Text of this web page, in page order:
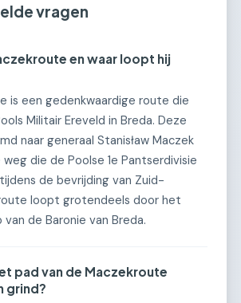
vragen
en waar loopt hij
is een gedenkwaardige route die
Militair Ereveld in Breda. Deze
naar generaal Stanisław Maczek
die de Poolse 1e Pantserdivisie
de bevrijding van Zuid-
loopt grotendeels door het
de Baronie van Breda.
pad van de Maczekroute
grind?